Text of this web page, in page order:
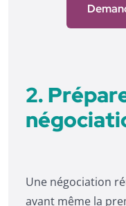
2.
Une négociation
avant même la